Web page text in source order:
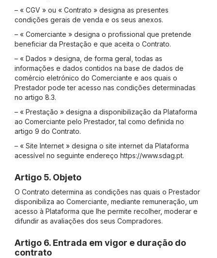
– « CGV » ou « Contrato » designa as presentes
condições gerais de venda e os seus anexos.
– « Comerciante » designa o profissional que pretende
beneficiar da Prestação e que aceita o Contrato.
– « Dados » designa, de forma geral, todas as
informações e dados contidos na base de dados de
comércio eletrónico do Comerciante e aos quais o
Prestador pode ter acesso nas condições determinadas
no artigo 8.3.
– « Prestação » designa a disponibilização da Plataforma
ao Comerciante pelo Prestador, tal como definida no
artigo 9 do Contrato.
– « Site Internet » designa o site internet da Plataforma
acessível no seguinte endereço https://www.sdag.pt.
Artigo 5. Objeto
O Contrato determina as condições nas quais o Prestador
disponibiliza ao Comerciante, mediante remuneração, um
acesso à Plataforma que lhe permite recolher, moderar e
difundir as avaliações dos seus Compradores.
Artigo 6. Entrada em vigor e duração do
contrato